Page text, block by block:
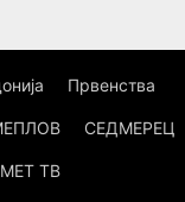
Првенства
СЕДМЕРЕЦ
ТВ